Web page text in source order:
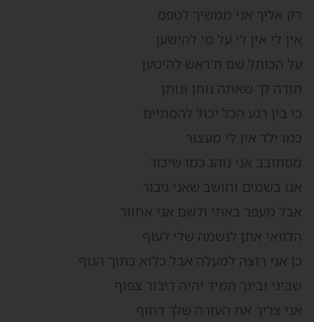
אליך אני ממשיך לטפס
לי אין לי על מי להישען
הכותל שם ת'ראש להיטען
לך שאתה נותן ונותן
בין רגע הכל יכול להסתיים
ילד אין לי מעצור
אני נוהג כמו שיכור
בשמים וחושב שאני גיבור
מעפר באתי ולשם אני אחזור
אתן לנשמה שלי לעוף
אני רוצה למעלה אבל כלוא בתוך הגוף
ובינך תמיד יהיה דיבור צפוף
צריך את העזרה שלך דחוף